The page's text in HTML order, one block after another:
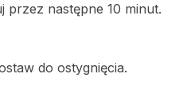
przez następne 10 minut.
do ostygnięcia.